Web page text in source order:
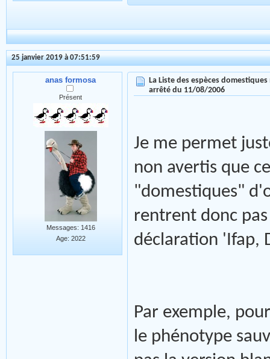
25 janvier 2019 à 07:51:59
anas formosa
Présent
Messages: 1416
Age: 2022
La Liste des espèces
arrêté du 11/08/2006
Je me permet
non avertis que
"domestiques"
rentrent donc
déclaration 'Ifap,
Par exemple,
le phénotype